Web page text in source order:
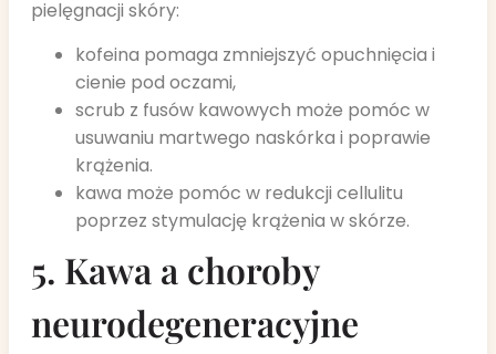
pielęgnacji skóry:
kofeina pomaga zmniejszyć opuchnięcia i
cienie pod oczami,
scrub z fusów kawowych może pomóc w
usuwaniu martwego naskórka i poprawie
krążenia.
kawa może pomóc w redukcji cellulitu
poprzez stymulację krążenia w skórze.
5. Kawa a choroby
neurodegeneracyjne